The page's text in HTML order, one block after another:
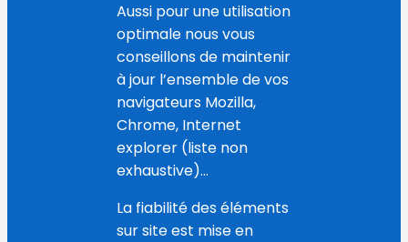
Aussi pour une utilisation
optimale nous vous
conseillons de maintenir
à jour l’ensemble de vos
navigateurs Mozilla,
Chrome, Internet
explorer (liste non
exhaustive)…
La fiabilité des éléments
sur site est mise en